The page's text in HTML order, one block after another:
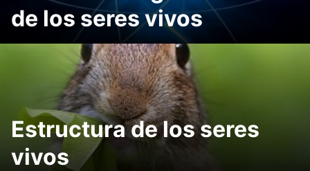
de los seres vivos
Estructura de los seres
vivos